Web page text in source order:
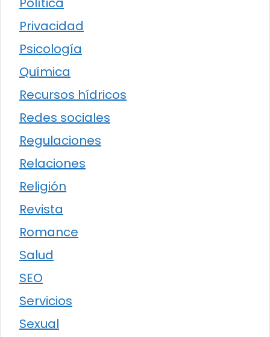
Privacidad
Psicología
Química
Recursos hídricos
Redes sociales
Regulaciones
Relaciones
Religión
Revista
Romance
Salud
SEO
Servicios
Sexual